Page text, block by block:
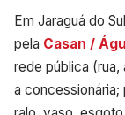
Em Jaraguá do
pela Casan /
rede pública
a